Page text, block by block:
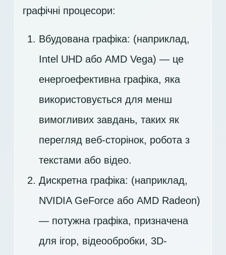
графічні процесори:
Вбудована графіка: (наприклад,
Intel UHD або AMD Vega) — це
енергоефективна графіка, яка
використовується для менш
вимогливих завдань, таких як
перегляд веб-сторінок, робота з
текстами або відео.
Дискретна графіка: (наприклад,
NVIDIA GeForce або AMD Radeon)
— потужна графіка, призначена
для ігор, відеообробки, 3D-